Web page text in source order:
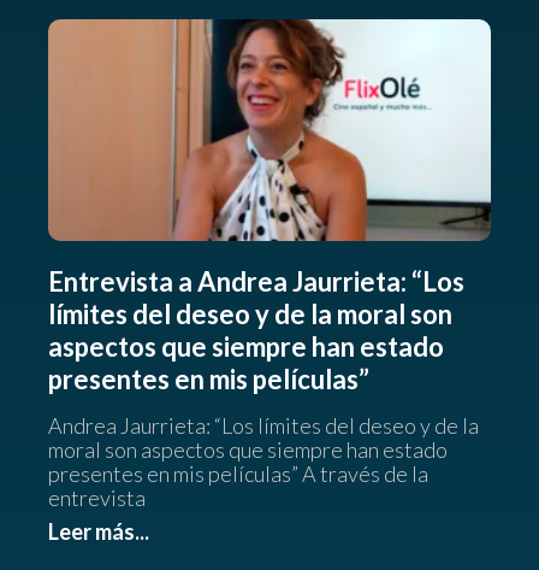
Entrevista a Andrea Jaurrieta: “Los
límites del deseo y de la moral son
aspectos que siempre han estado
presentes en mis películas”
Andrea Jaurrieta: “Los límites del deseo y de la
moral son aspectos que siempre han estado
presentes en mis películas” A través de la
entrevista
Leer más...